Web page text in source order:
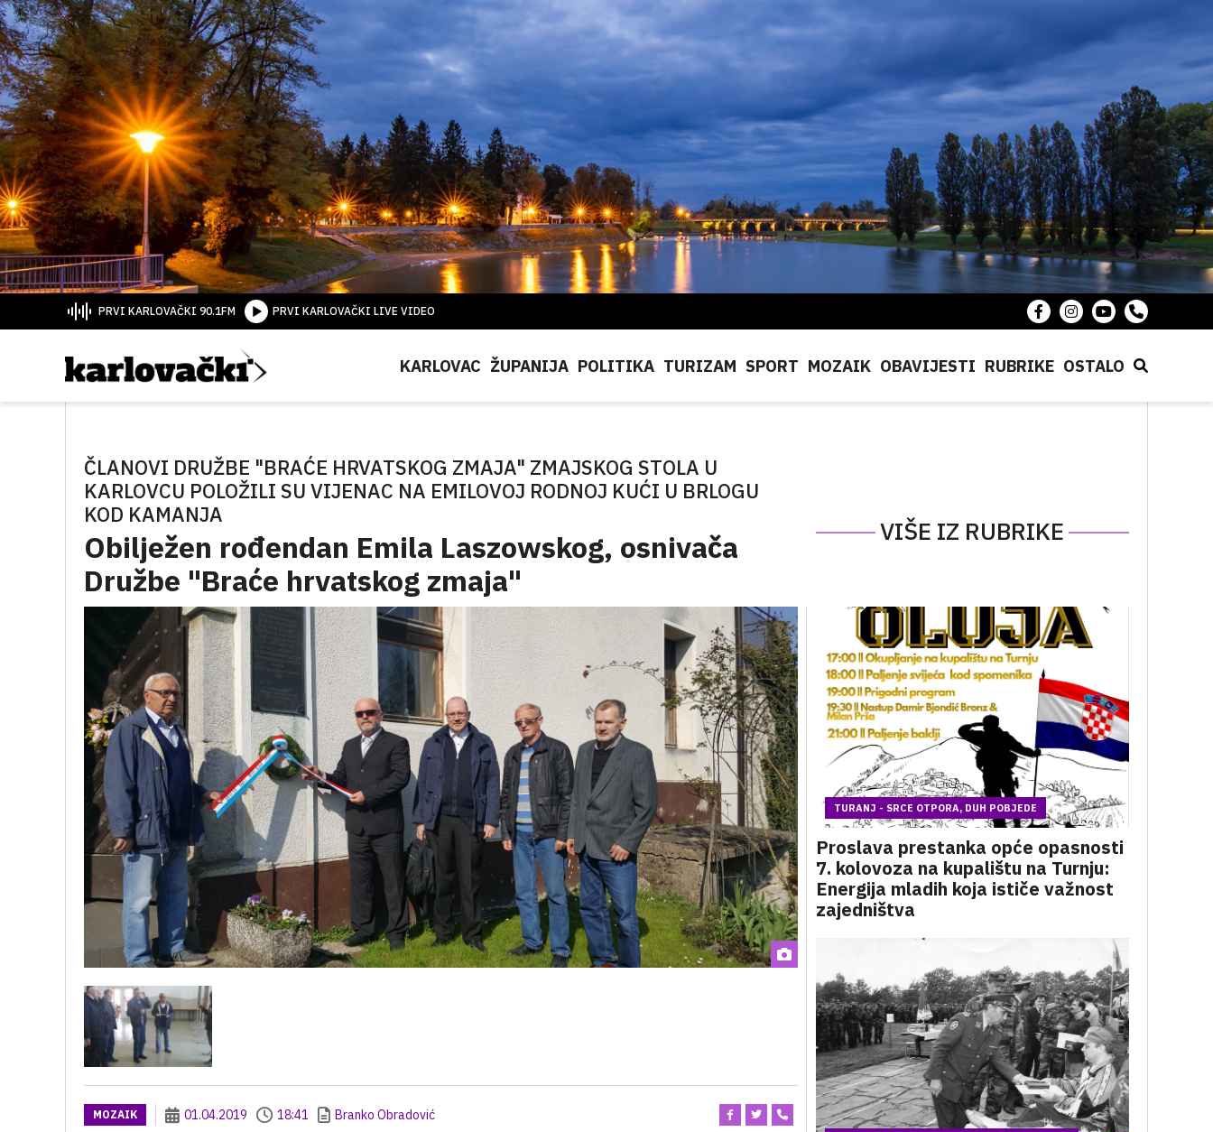
PRVI KARLOVAČKI 90.1FM PRVI KARLOVAČKI LIVE VIDEO
KARLOVAC ŽUPANIJA POLITIKA TURIZAM SPORT MOZAIK OBAVIJESTI RUBRIKE OSTALO
ČLANOVI DRUŽBE "BRAĆE HRVATSKOG ZMAJA" ZMAJSKOG STOLA U
KARLOVCU POLOŽILI SU VIJENAC NA EMILOVOJ RODNOJ KUĆI U BRLOGU
KOD KAMANJA
Obilježen rođendan Emila Laszowskog, osnivača
Družbe "Braće hrvatskog zmaja"
VIŠE IZ RUBRIKE
MOZAIK 01.04.2019 18:41 Branko Obradović
TURANJ - SRCE OTPORA, DUH POBJEDE
Proslava prestanka opće opasnosti
7. kolovoza na kupalištu na Turnju:
Energija mladih koja ističe važnost
zajedništva